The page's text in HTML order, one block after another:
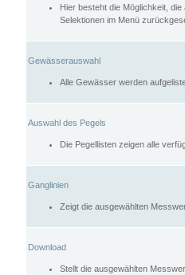
Hier besteht die Möglichkeit,
Selektionen im Menü
Gewässerauswahl
Alle Gewässer werden
Auswahl des Pegels
Die Pegellisten zeigen alle
Ganglinien
Zeigt die ausgewählten
Download
Stellt die ausgewählten